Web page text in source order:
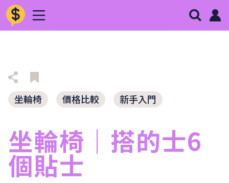
坐輪椅 價格比較 新手入門
坐輪椅｜ 搭的士6
個貼士